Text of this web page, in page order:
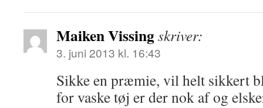
Maiken Vissingskriver:
3. juni 2013 kl. 16:43
Sikke en præmie, vil helt sikkert
for vaske tøj er der nok af og